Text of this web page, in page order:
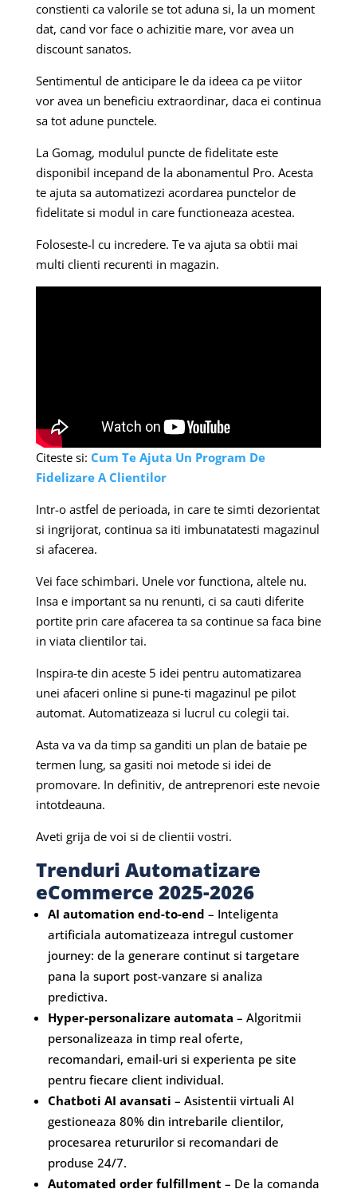
constienti ca valorile se tot aduna si, la un moment
dat, cand vor face o achizitie mare, vor avea un
discount sanatos.
Sentimentul de anticipare le da ideea ca pe viitor
vor avea un beneficiu extraordinar, daca ei continua
sa tot adune punctele.
La Gomag, modulul puncte de fidelitate este
disponibil incepand de la abonamentul Pro. Acesta
te ajuta sa automatizezi acordarea punctelor de
fidelitate si modul in care functioneaza acestea.
Foloseste-l cu incredere. Te va ajuta sa obtii mai
multi clienti recurenti in magazin.
Citeste si: Cum Te Ajuta Un Program De
Fidelizare A Clientilor
Intr-o astfel de perioada, in care te simti dezorientat
si ingrijorat, continua sa iti imbunatatesti magazinul
si afacerea.
Vei face schimbari. Unele vor functiona, altele nu.
Insa e important sa nu renunti, ci sa cauti diferite
portite prin care afacerea ta sa continue sa faca bine
in viata clientilor tai.
Inspira-te din aceste 5 idei pentru automatizarea
unei afaceri online si pune-ti magazinul pe pilot
automat. Automatizeaza si lucrul cu colegii tai.
Asta va va da timp sa ganditi un plan de bataie pe
termen lung, sa gasiti noi metode si idei de
promovare. In definitiv, de antreprenori este nevoie
intotdeauna.
Aveti grija de voi si de clientii vostri.
Trenduri Automatizare
eCommerce 2025-2026
AI automation end-to-end – Inteligenta
artificiala automatizeaza intregul customer
journey: de la generare continut si targetare
pana la suport post-vanzare si analiza
predictiva.
Hyper-personalizare automata – Algoritmii
personalizeaza in timp real oferte,
recomandari, email-uri si experienta pe site
pentru fiecare client individual.
Chatboti AI avansati – Asistentii virtuali AI
gestioneaza 80% din intrebarile clientilor,
procesarea retururilor si recomandari de
produse 24/7.
Automated order fulfillment – De la comanda